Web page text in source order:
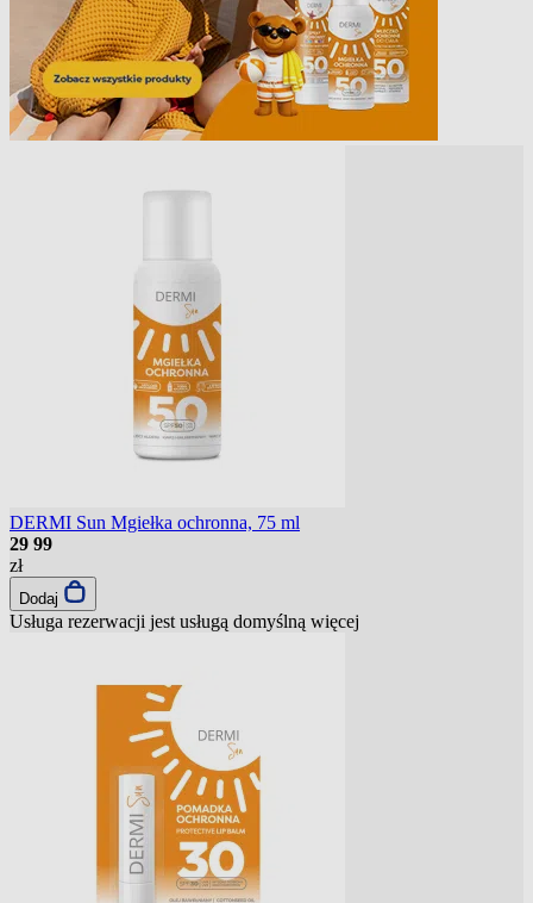
DERMI Sun Mgiełka ochronna, 75 ml
29 99
zł
Dodaj
Usługa rezerwacji jest usługą domyślną więcej